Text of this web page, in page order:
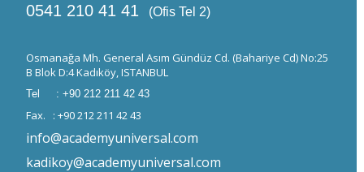
0541 210 41 41 (Ofis Tel 2)
Osmanağa Mh. General Asım Gündüz Cd. (Bahariye Cd) No:25
B Blok D:4 Kadıköy, ISTANBUL
Tel : +90 212 211 42 43
Fax. : +90 212 211 42 43
info@academyuniversal.com
kadikoy@academyuniversal.com